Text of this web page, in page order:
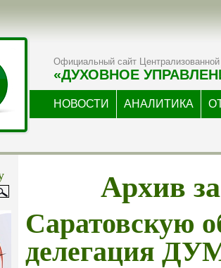
Официальный сайт Централизованной
«ДУХОВНОЕ
НОВОСТИ АНАЛИТИКА
Архив
Саратовскую
делегация